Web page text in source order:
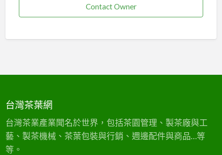
Contact Owner
台灣茶葉網
台灣茶業產業聞名於世界，包括茶園管理、製茶廠與工
藝、製茶機械、茶葉包裝與行銷、週邊配件與商品…等
等。